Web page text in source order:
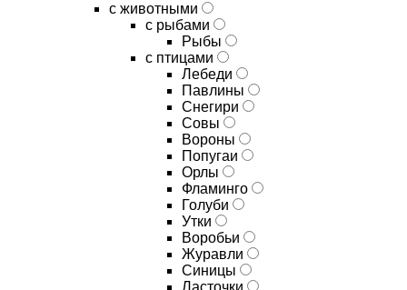
с животными
с рыбами
Рыбы
с птицами
Лебеди
Павлины
Снегири
Совы
Вороны
Попугаи
Орлы
Фламинго
Голуби
Утки
Воробьи
Журавли
Синицы
Ласточки